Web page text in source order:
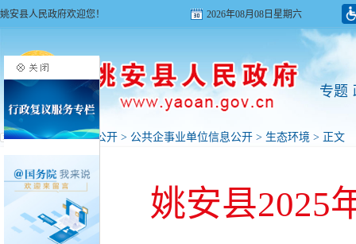
姚安县人民政府欢迎您！ 2026年08月08日星期六
专题
首页>政府信息公开 > 公共企事业单位信息公开 > 生态环境 > 正文
姚安县2025